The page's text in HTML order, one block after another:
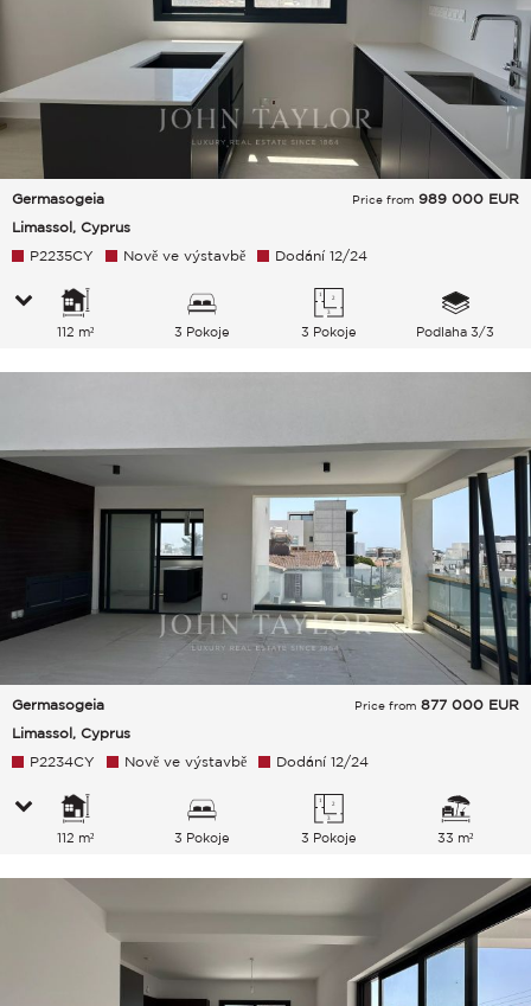
Germasogeia
Limassol, Cyprus
Price from 989 000 EUR
P2235CY Nově ve výstavbě Dodání 12/24
112 m² 3 Pokoje 3 Pokoje Podlaha 3/3
Germasogeia
Limassol, Cyprus
Price from 877 000 EUR
P2234CY Nově ve výstavbě Dodání 12/24
112 m² 3 Pokoje 3 Pokoje 33 m²